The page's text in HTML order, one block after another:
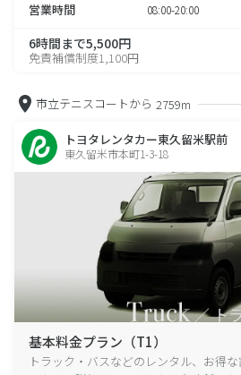
営業時間 08:00-20:00
6時間まで5,500円
免責補償制度1,100円
市立テニスコートから 2759m
トヨタレンタカー東久留米駅前
東久留米市本町1-3-18
基本料金プラン（T1）
トラック・バスなどのレンタル、お得